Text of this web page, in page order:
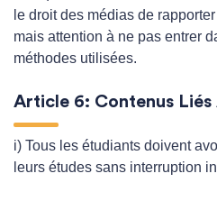
le droit des médias de
mais attention à ne pas entrer
méthodes utilisées.
Article 6: Contenus Liés
i) Tous les étudiants doivent
leurs études sans interruption